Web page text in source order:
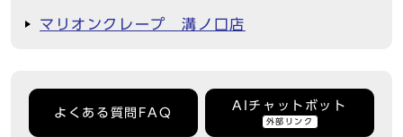
マリオンクレープ 溝ノ口店
よくある質問FAQ
AIチャットボット
外部リンク